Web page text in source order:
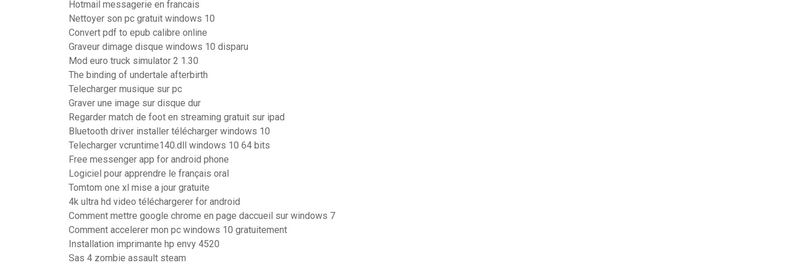
Hotmail messagerie en francais
Nettoyer son pc gratuit windows 10
Convert pdf to epub calibre online
Graveur dimage disque windows 10 disparu
Mod euro truck simulator 2 1.30
The binding of undertale afterbirth
Telecharger musique sur pc
Graver une image sur disque dur
Regarder match de foot en streaming gratuit sur ipad
Bluetooth driver installer télécharger windows 10
Telecharger vcruntime140.dll windows 10 64 bits
Free messenger app for android phone
Logiciel pour apprendre le français oral
Tomtom one xl mise a jour gratuite
4k ultra hd video téléchargerer for android
Comment mettre google chrome en page daccueil sur windows 7
Comment accelerer mon pc windows 10 gratuitement
Installation imprimante hp envy 4520
Sas 4 zombie assault steam